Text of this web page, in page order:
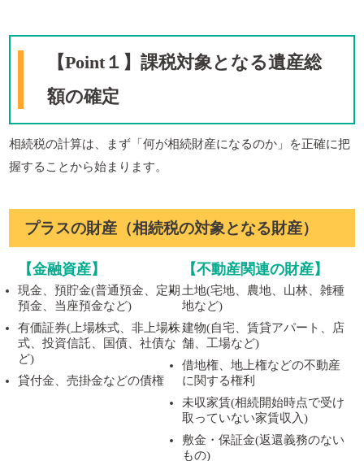
【Point１】課税対象となる遺産総
額の確定
相続税の計算は、まず「何が相続財産になるのか」を正確に把
握することから始まります。
プラスの財産（相続税の対象となる財産）
【金融資産】
現金、預貯金(普通預金、定期
預金、当座預金など)
有価証券(上場株式、非上場株
式、投資信託、国債、社債な
ど)
貸付金、売掛金などの債権
【不動産関連の財産】
土地(宅地、農地、山林、雑種
地など)
建物(自宅、賃貸アパート、店
舗、工場など)
借地権、地上権などの不動産
に関する権利
未収家賃(相続開始時点で受け
取っていない家賃収入)
敷金・保証金(返還義務のない
もの)